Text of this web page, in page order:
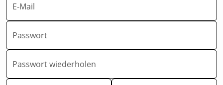
E-Mail
Passwort
Passwort wiederholen